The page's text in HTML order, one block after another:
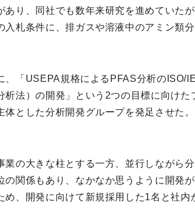
あり、同社でも数年来研究を進めていた
入札条件に、排ガスや溶液中のアミン類
、「USEPA規格によるPFAS分析のISO/
析法）の開発」という2つの目標に向けた
体とした分析開発グループを発足させた
業の大きな柱とする一方、並行しながら
の関係もあり、なかなか思うように開発
め、開発に向けて新規採用した1名と社